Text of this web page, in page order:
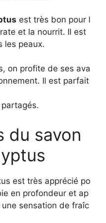
est très bon pour l
et la nourrit. Il est
les peaux.
on profite de ses ava
Il est parfait
du savon
est très apprécié po
en profondeur et ap
sensation de fraîc